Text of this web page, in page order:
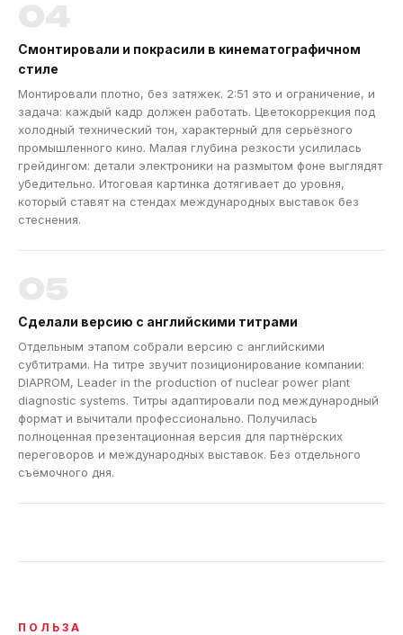
Смонтировали и покрасили в кинематографичном
стиле
Монтировали плотно, без затяжек. 2:51 это и ограничение, и
задача: каждый кадр должен работать. Цветокоррекция под
холодный технический тон, характерный для серьёзного
промышленного кино. Малая глубина резкости усилилась
грейдингом: детали электроники на размытом фоне выглядят
убедительно. Итоговая картинка дотягивает до уровня,
который ставят на стендах международных выставок без
стеснения.
Сделали версию с английскими титрами
Отдельным этапом собрали версию с английскими
субтитрами. На титре звучит позиционирование компании:
DIAPROM, Leader in the production of nuclear power plant
diagnostic systems. Титры адаптировали под международный
формат и вычитали профессионально. Получилась
полноценная презентационная версия для партнёрских
переговоров и международных выставок. Без отдельного
съёмочного дня.
ПОЛЬЗА